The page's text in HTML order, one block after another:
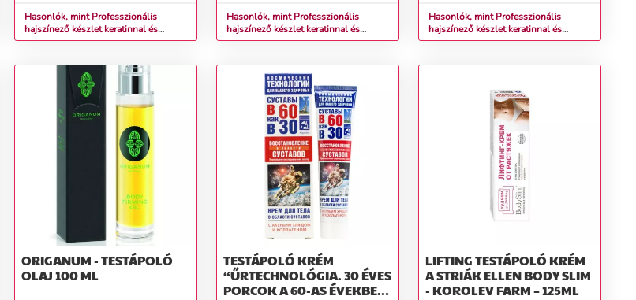
Hasonlók, mint Professzionális
hajszínező készlet keratinnal és
növényi olajokkal - KÜLÖNBÖZŐ
(Farba): Aranyszőke 7/3
Hasonlók, mint Professzionális
hajszínező készlet keratinnal és
növényi olajokkal - KÜLÖNBÖZŐ
(Farba): Szőke 7/0
Hasonlók, mint Professzionális
hajszínező készlet keratinnal és
növényi olajokkal - KÜLÖNBÖZŐ
(Farba): Világos szőke 8/0
ORIGANUM - TESTÁPOLÓ
OLAJ 100 ML
TESTÁPOLÓ KRÉM
“ŰRTECHNOLÓGIA. 30 ÉVES
PORCOK A 60-AS ÉVEKBEN
LIFTING TESTÁPOLÓ KRÉM
A STRIÁK ELLEN BODY SLIM
- KOROLEV FARM – 125ML